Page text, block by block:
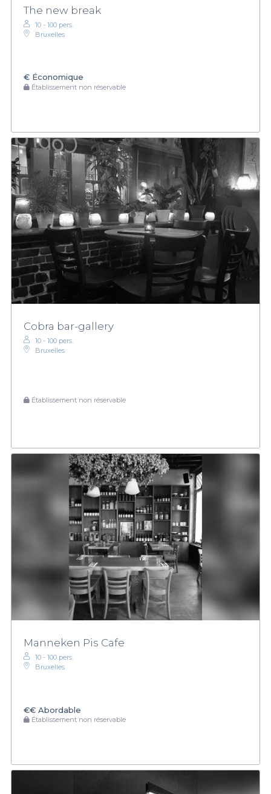
The new break
10 - 100 pers.
Bruxelles
€ Économique
Établissement non réservable
Cobra bar-gallery
10 - 100 pers.
Bruxelles
Établissement non réservable
Manneken Pis Cafe
10 - 100 pers.
Bruxelles
€€ Abordable
Établissement non réservable